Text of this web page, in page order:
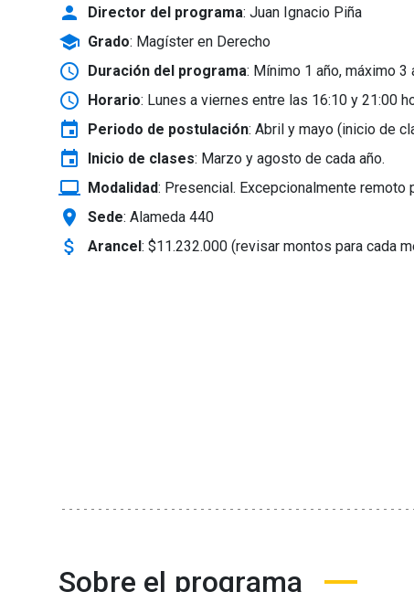
person Director del programa: Juan Ignacio Piña
school Grado: Magíster en Derecho
schedule Duración del programa: Mínimo 1 año, máximo 3
schedule Horario: Lunes a viernes entre las 16:10 y 21:00
event Periodo de postulación: Abril y mayo (inicio de
event Inicio de clases: Marzo y agosto de cada año.
laptop_windows Modalidad: Presencial. Excepcionalmente remoto
location_on Sede: Alameda 440
attach_money Arancel: $11.232.000 (revisar montos para cada
Sobre el programa